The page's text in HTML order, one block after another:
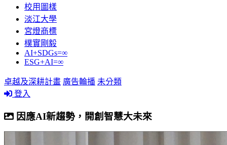
校用圖樣
淡江大學
宮燈商標
樸實剛毅
AI+SDGs=∞
ESG+AI=∞
卓越及深耕計畫 廣告輪播 未分類
登入
因應AI新趨勢，開創智慧大未來